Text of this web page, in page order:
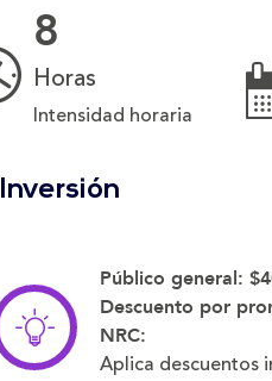
8
Horas
Intensidad horaria
Inversión
Público general:
Descuento por
NRC:
Aplica descuentos